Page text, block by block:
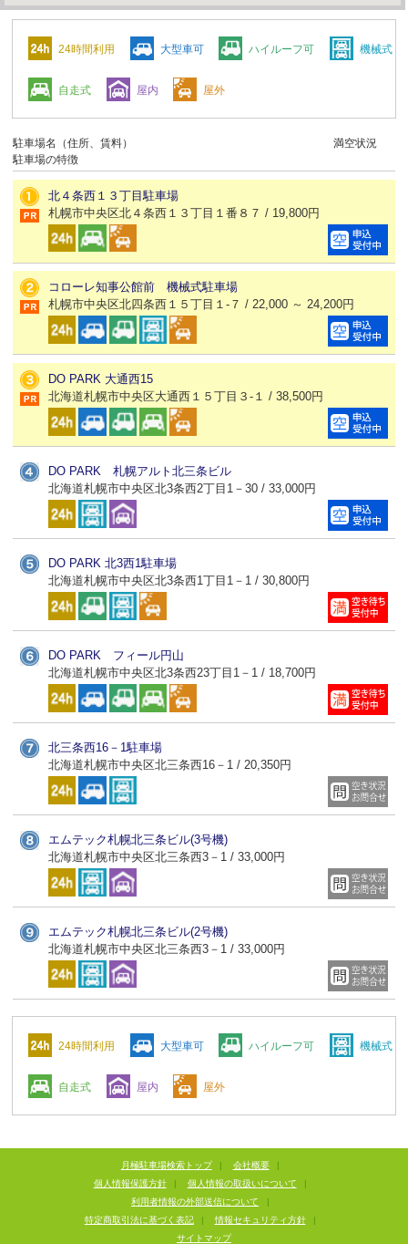
24時間利用 大型車可 ハイルーフ可 機械式
自走式 屋内 屋外
駐車場名（住所、賃料）
駐車場の特徴
満空状況
北４条西１３丁目駐車場
札幌市中央区北４条西１３丁目１番８７ / 19,800円
コローレ知事公館前 機械式駐車場
札幌市中央区北四条西１５丁目１-７ / 22,000 ～ 24,200円
DO PARK 大通西15
北海道札幌市中央区大通西１５丁目３-１ / 38,500円
DO PARK 札幌アルト北三条ビル
北海道札幌市中央区北3条西2丁目1－30 / 33,000円
DO PARK 北3西1駐車場
北海道札幌市中央区北3条西1丁目1－1 / 30,800円
DO PARK フィール円山
北海道札幌市中央区北3条西23丁目1－1 / 18,700円
北三条西16－1駐車場
北海道札幌市中央区北三条西16－1 / 20,350円
エムテック札幌北三条ビル(3号機)
北海道札幌市中央区北三条西3－1 / 33,000円
エムテック札幌北三条ビル(2号機)
北海道札幌市中央区北三条西3－1 / 33,000円
24時間利用 大型車可 ハイルーフ可 機械式
自走式 屋内 屋外
月極駐車場検索トップ | 会社概要
|
個人情報保護方針
| 個人情報の取扱いについて
|
利用者情報の外部送信について
|
特定商取引法に基づく表記
| 情報セキュリティ方針
|
サイトマップ